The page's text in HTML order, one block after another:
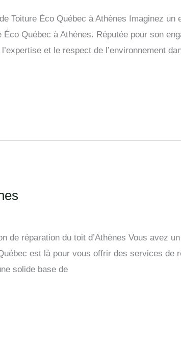
Toiture Éco Québec à Athènes Imaginez un
Québec à Athènes. Réputée pour son
et le respect de l’environnement
de réparation du toit d’Athènes Vous avez
est là pour vous offrir des services de
solide base de